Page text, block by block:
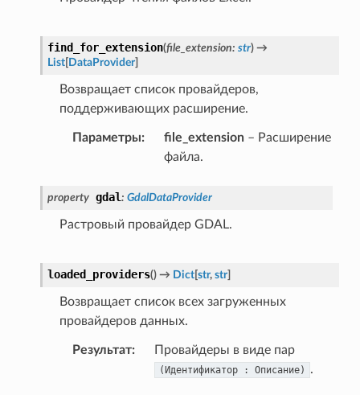
find_for_extension(file_extension: str) →
List[DataProvider]
Возвращает список провайдеров,
поддерживающих расширение.
Параметры: file_extension– Расширение
файла.
property gdal: GdalDataProvider
Растровый провайдер GDAL.
loaded_providers() → Dict[str, str]
Возвращает список всех загруженных
провайдеров данных.
Результат: Провайдеры в виде пар
(Идентификатор : Описание) .